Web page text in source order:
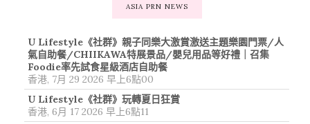
ASIA PRN NEWS
U Lifestyle《社群》親子同樂大激賞激送主題樂園門票/人
氣自助餐/CHIIKAWA特展景品/嬰兒用品等好禮｜召集
Foodie率先試食星級酒店自助餐
香港, 7月 29 2026 早上6點00
U Lifestyle《社群》玩轉夏日狂賞
香港, 6月 17 2026 早上6點11